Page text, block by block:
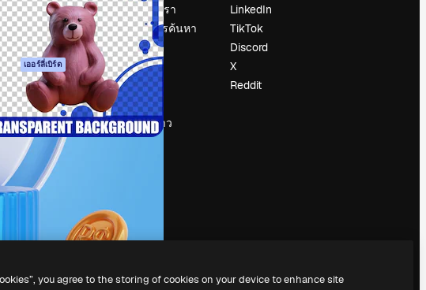
นไขการใช้งาน
บายความเป็น
ตัว
บับ เออร์ลี่เบิร์ด
บายคุกกี้
ความน่าเชื่อถือ
มิตร
จ
ร่วมงานกับเรา
แนวโน้มการค้นหา
บล็อก
กิจกรรม
Slidesgo
ขายเนื้อหา
ห้องแถลงข่าว
กำลังมองหา
LinkedIn
TikTok
Discord
X
Reddit
you agree to the storing of cookies on your device to enhance site